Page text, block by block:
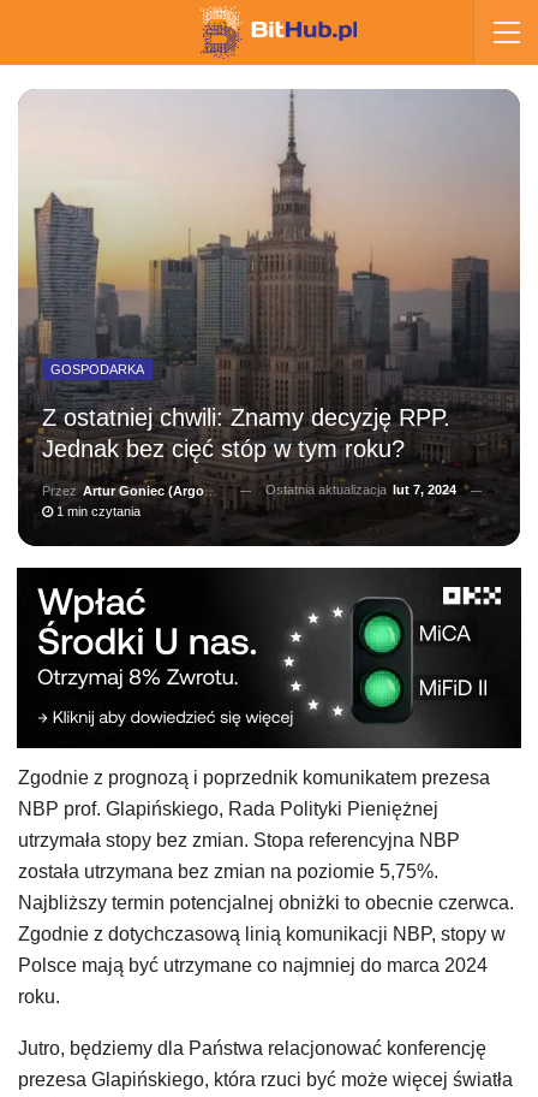
GOSPODARKA
Z ostatniej chwili: Znamy decyzję RPP.
Jednak bez cięć stóp w tym roku?
PrzezArtur Goniec (Argonauta) Ostatnia aktualizacja lut 7, 2024
1 min czytania
Zgodnie z prognozą i poprzednik komunikatem prezesa
NBP prof. Glapińskiego, Rada Polityki Pieniężnej
utrzymała stopy bez zmian. Stopa referencyjna NBP
została utrzymana bez zmian na poziomie 5,75%.
Najbliższy termin potencjalnej obniżki to obecnie czerwca.
Zgodnie z dotychczasową linią komunikacji NBP, stopy w
Polsce mają być utrzymane co najmniej do marca 2024
roku.
Jutro, będziemy dla Państwa relacjonować konferencję
prezesa Glapińskiego, która rzuci być może więcej światła